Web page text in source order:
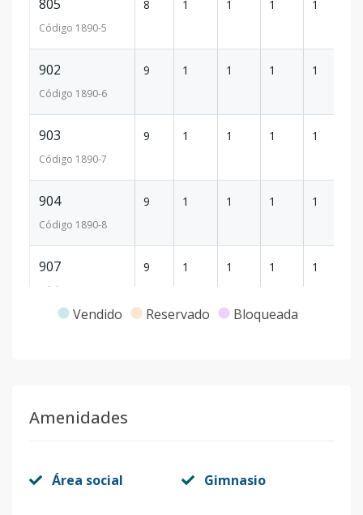
805
Código 1890-5
8 1 1 1 1
902
Código 1890-6
9 1 1 1 1
903
Código 1890-7
9 1 1 1 1
904
Código 1890-8
9 1 1 1 1
907
Código
9 1 1 1 1
Código 1890-11
Código1890-12
Vendido Reservado Bloqueada
Amenidades
Área social Gimnasio